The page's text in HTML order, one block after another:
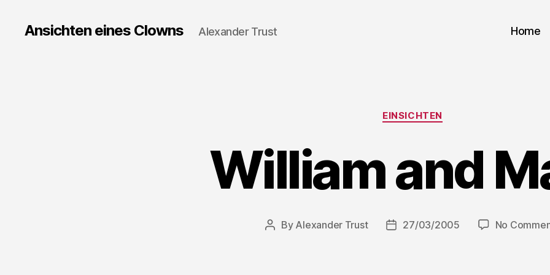
Ansichten eines Clowns Alexander Trust Home
Categories
EINSICHTEN
William and
Post
By Alexander Trust
Post27/03/2005 No